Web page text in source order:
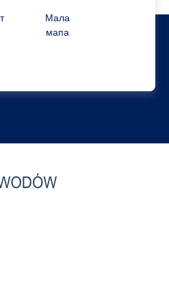
Мала
мапа